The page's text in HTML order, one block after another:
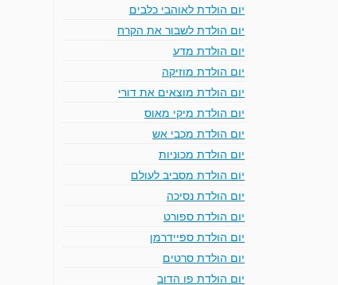
יום הולדת לאוהבי כלבים
יום הולדת לשבור את הקרח
יום הולדת מדע
יום הולדת מוזיקה
יום הולדת מוצאים את דורי
יום הולדת מיקי מאוס
יום הולדת מכבי אש
יום הולדת מכוניות
יום הולדת מסביב לעולם
יום הולדת נסיכה
יום הולדת ספורט
יום הולדת ספיידרמן
יום הולדת סרטים
יום הולדת פו הדוב